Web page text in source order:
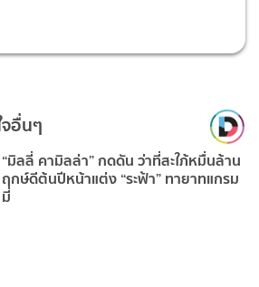
อื่นๆ
“มิลลี่ คามิลล่า” กดดัน ว่าที่สะใภ้หมื่นล้าน
ฤกษ์ดีต้นปีหน้าแต่ง “ระฟ้า” ทายาทแกรม
มี่